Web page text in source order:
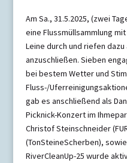
Am Sa., 31.5.2025, (zwei
eine Flussmüllsammlung
Leine durch und riefen dazu
anzuschließen. Sieben
bei bestem Wetter und
Fluss-/
gab es anschließend als
Picknick-Konzert im
Christof Steinschneider
(TonSteineScherben),
RiverCleanUp-25 wurde